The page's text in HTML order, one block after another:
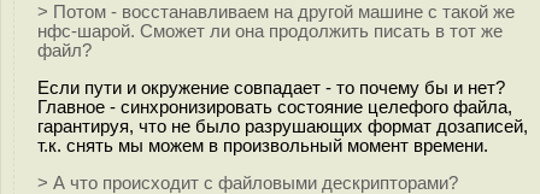
> Потом - восстанавливаем на другой машине с такой же
нфс-шарой. Сможет ли она продолжить писать в тот же
файл?
Если пути и окружение совпадает - то почему бы и нет?
Главное - синхронизировать состояние целефого файла,
гарантируя, что не было разрушающих формат дозаписей,
т.к. снять мы можем в произвольный момент времени.
> А что происходит с файловыми дескрипторами?